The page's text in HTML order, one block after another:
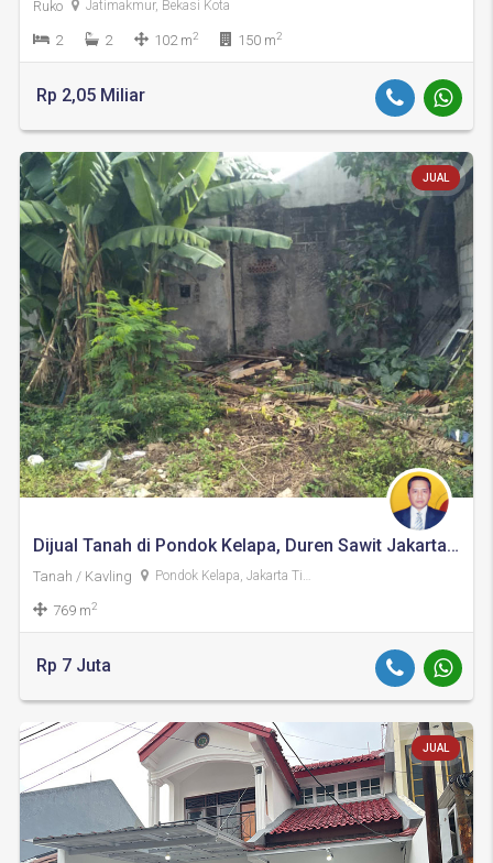
Ruko Jatimakmur, Bekasi Kota
2 2 102 m2 150 m2
Rp 2,05 Miliar
JUAL
Dijual Tanah di Pondok Kelapa, Duren Sawit Jakarta Timur
Tanah / Kavling Pondok Kelapa, Jakarta Timur
769 m2
Rp 7 Juta
JUAL